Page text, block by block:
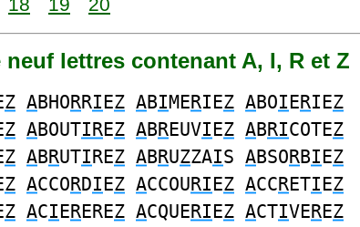
neuf lettres contenant A, I, R et Z
Z ABHORRIEZ ABIMERIEZ ABOIERIEZ
Z ABOUTIREZ ABREUVIEZ ABRICOTEZ
Z ABRUTIREZ ABRUZZAIS ABSORBIEZ
Z ACCORDIEZ ACCOURIEZ ACCRETIEZ
Z ACIEREREZ ACQUERIEZ ACTIVEREZ